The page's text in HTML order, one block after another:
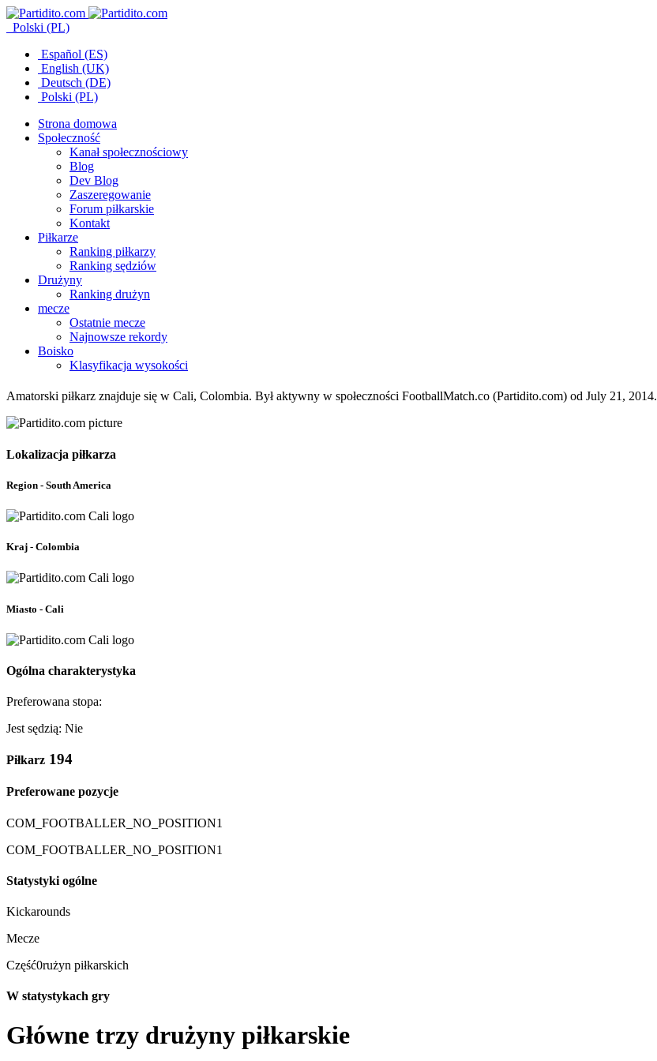
Polski (PL)
Español (ES)
English (UK)
Deutsch (DE)
Polski (PL)
Strona domowa
Społeczność
Kanał społecznościowy
Blog
Dev Blog
Zaszeregowanie
Forum piłkarskie
Kontakt
Piłkarze
Ranking piłkarzy
Ranking sędziów
Drużyny
Ranking drużyn
mecze
Ostatnie mecze
Najnowsze rekordy
Boisko
Klasyfikacja wysokości
Amatorski piłkarz znajduje się w Cali, Colombia. Był aktywny w społeczności FootballMatch.co (Partidito.com) od July 21, 2014.
Lokalizacja piłkarza
Region - South America
Kraj - Colombia
Miasto - Cali
Ogólna charakterystyka
Preferowana stopa:
Jest sędzią: Nie
Piłkarz 194
Preferowane pozycje
COM_FOOTBALLER_NO_POSITION1
COM_FOOTBALLER_NO_POSITION1
Statystyki ogólne
Kickarounds
Mecze
Część0rużyn piłkarskich
W statystykach gry
Główne trzy drużyny piłkarskie